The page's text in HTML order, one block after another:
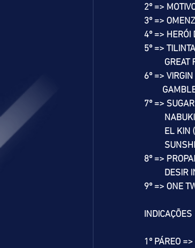
2º =>
3º =>
4º => HERÓI
5º =>
GREAT
6º =>
7º =>
EL
8º =>
9º => ONE
INDICAÇÕES
1º PÁREO